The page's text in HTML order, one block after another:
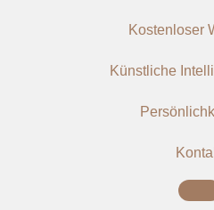
Kostenloser
Künstliche